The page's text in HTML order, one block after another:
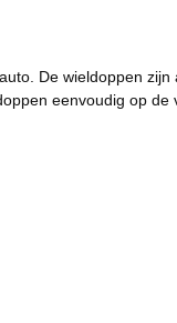
De wieldoppen
eenvoudig op